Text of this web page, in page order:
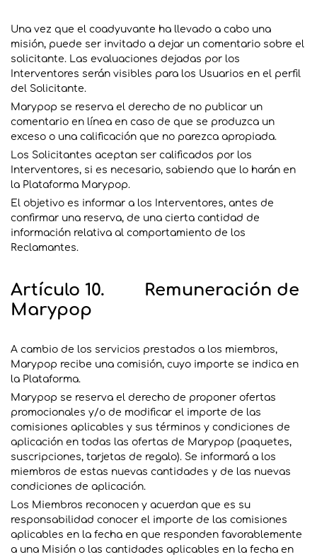
Una vez que el coadyuvante ha llevado a cabo una
misión, puede ser invitado a dejar un comentario sobre el
solicitante. Las evaluaciones dejadas por los
Interventores serán visibles para los Usuarios en el perfil
del Solicitante.
Marypop se reserva el derecho de no publicar un
comentario en línea en caso de que se produzca un
exceso o una calificación que no parezca apropiada.
Los Solicitantes aceptan ser calificados por los
Interventores, si es necesario, sabiendo que lo harán en
la Plataforma Marypop.
El objetivo es informar a los Interventores, antes de
confirmar una reserva, de una cierta cantidad de
información relativa al comportamiento de los
Reclamantes.
Artículo 10. Remuneración de
Marypop
A cambio de los servicios prestados a los miembros,
Marypop recibe una comisión, cuyo importe se indica en
la Plataforma.
Marypop se reserva el derecho de proponer ofertas
promocionales y/o de modificar el importe de las
comisiones aplicables y sus términos y condiciones de
aplicación en todas las ofertas de Marypop (paquetes,
suscripciones, tarjetas de regalo). Se informará a los
miembros de estas nuevas cantidades y de las nuevas
condiciones de aplicación.
Los Miembros reconocen y acuerdan que es su
responsabilidad conocer el importe de las comisiones
aplicables en la fecha en que responden favorablemente
a una Misión o las cantidades aplicables en la fecha en